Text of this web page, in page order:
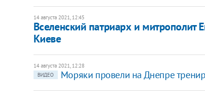
14 августа 2021, 12:45
Вселенский патриарх и митрополит
Киеве
14 августа 2021, 12:28
ВИДЕО
Моряки провели на Днепре